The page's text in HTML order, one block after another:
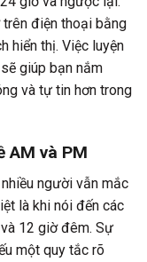
điện thoại bằng
hiển thị. Việc luyện
giúp bạn nắm
và tự tin hơn trong
AM và PM
người vẫn mắc
là khi nói đến các
12 giờ đêm. Sự
một quy tắc rõ